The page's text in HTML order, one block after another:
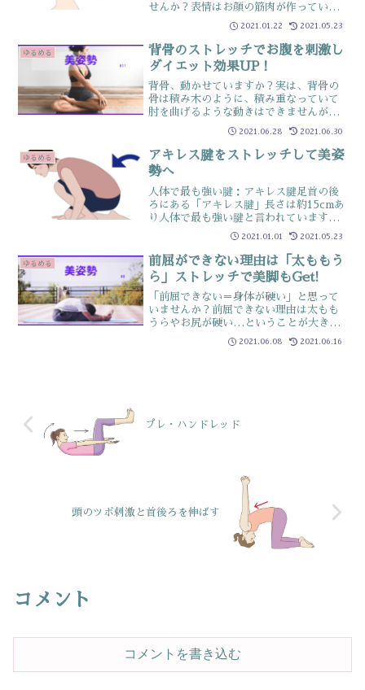
せんか？表情はお顔の筋肉が作っていま
す表情がない…というのは、筋肉の動き
が少なくなっていきているサイン表情だ
けなら問題ないようにも感じますがお顔
は首や肩に繋がっています...
2021.01.22 2021.05.23
ゆるめる
背骨のストレッチでお腹を刺激し
ダイエット効果UP！
背骨、動かせていますか？実は、背骨の
骨は積み木のように、積み重なっていて
肘を曲げるような動きはできませんが、
少しずつずらして使うことで丸める・反
らす・横に倒す・捻じるなど他の部位に
はない、複雑な動きが可能ですどの動き
も使っていないと、姿勢を...
2021.06.28 2021.06.30
ゆるめる
アキレス腱をストレッチして美姿
勢へ
人体で最も強い腱：アキレス腱足首の後
ろにある「アキレス腱」長さは約15cmあ
り人体で最も強い腱と言われていますそ
んなアキレス腱ですが血管が乏しく一度
痛みが出ると治りにくい箇所普段から運
動しているはもちろん足首が硬い人もケ
アしておきましょうス...
2021.01.01 2021.05.23
ゆるめる
前屈ができない理由は「太ももう
ら」ストレッチで美脚もGet!
「前屈できない＝身体が硬い」と思って
いませんか？前屈できない理由は太もも
うらやお尻が硬い…ということが大きな
理由他にもそもそもの前屈の仕方がが間
違っている人が多く正しいやり方ををす
2021.06.08 2021.06.16
プレ・ハンドレッド
頭のツボ刺激と首後ろを伸ばす
コメント
コメントを書き込む